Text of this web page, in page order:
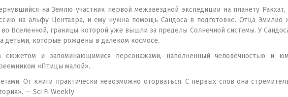
на Землю участник первой межзвездной экспедиции на планету
на альфу Центавра, и ему нужна помощь Сандоса в подготовке. Отца
Вселенной, границы которой уже вышли за пределы Солнечной системы. У
детьми, которые рождены в далеком космосе.
сюжетом и запоминающимися персонажами, наполненный человечностью и
«Птицы малой».
От книги практически невозможно оторваться. С первых слов она
— Sci Fi Weekly